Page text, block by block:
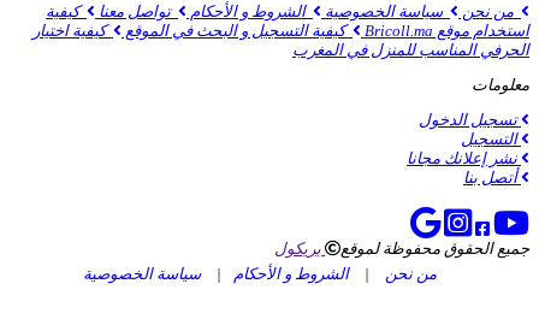
من نحن
سياسة الخصوصية الشروط و الأحكام تواصل معنا
كيفية
استخدام موقع Bricoll.ma
كيفية التسجيل و البحث في الموقع
كيفية اختيار
الحرفي المناسب للمنزل في المغرب
معلومات
تسجيل الدخول
التسجيل
نشر إعلانك مجانا
أتصل بنا
جميع الحقوق محفوظة لموقع
بريكول
من نحن
| الشروط و الأحكام | سياسة الخصوصية